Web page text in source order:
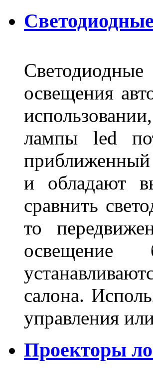
освещения
лампы led
и обладают
сравнить
то
освещение
салона.
управления
Проекторы